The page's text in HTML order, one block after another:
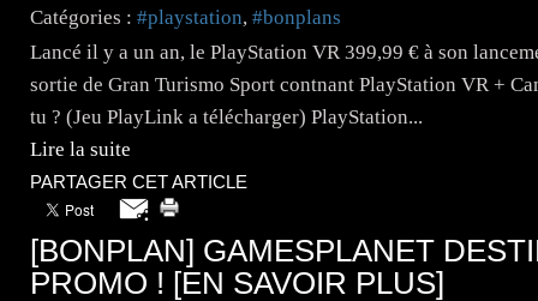
Catégories : #playstation, #bonplans
Lancé il y a un an, le PlayStation VR 399,99 € à son
sortie de Gran Turismo Sport contnant PlayStation VR +
tu ? (Jeu PlayLink a télécharger) PlayStation...
Lire la suite
PARTAGER CET ARTICLE
[BONPLAN] GAMESPLANET
PROMO ! [EN SAVOIR PLUS]